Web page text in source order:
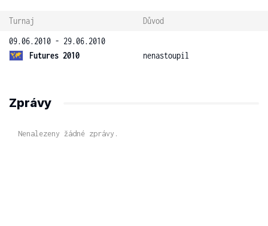
Turnaj
Důvod
09.06.2010 - 29.06.2010
Futures 2010
nenastoupil
Zprávy
Nenalezeny žádné zprávy.